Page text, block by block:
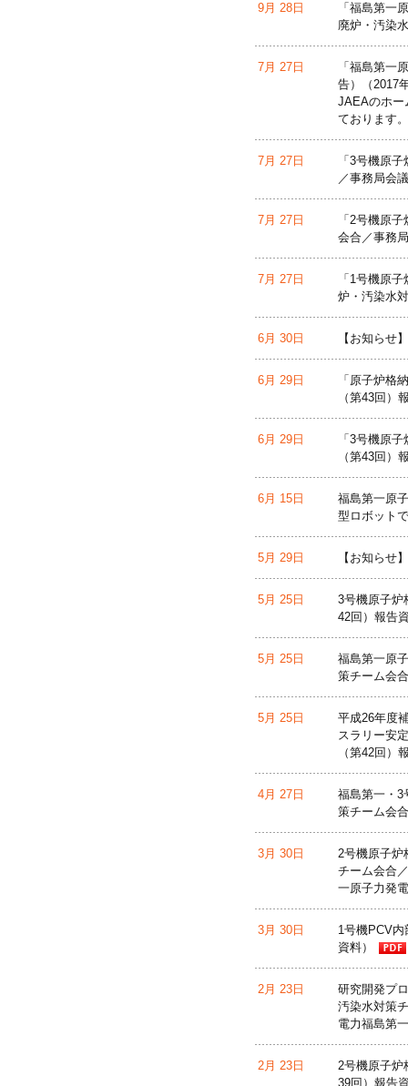
9月 28日
「福島第一
廃炉・汚染
7月 27日
「福島第一
告）（2017
JAEAのホー
ております。
7月 27日
「3号機原
／事務局会
7月 27日
「2号機原
会合／事務
7月 27日
「1号機原
炉・汚染水
6月 30日 【お知らせ
6月 29日
「原子炉格
（第43回）
6月 29日
「3号機原
（第43回）
6月 15日
福島第一原
型ロボット
5月 29日 【お知らせ
5月 25日
3号機原子炉
42回）報告
5月 25日
福島第一原
策チーム会
5月 25日
平成26年度
スラリー安
（第42回）
4月 27日
福島第一・3
策チーム会
3月 30日
2号機原子炉
チーム会合
一原子力発
3月 30日
1号機PCV
資料）
2月 23日
研究開発プ
汚染水対策
電力福島第
2月 23日
2号機原子炉
39回）報告